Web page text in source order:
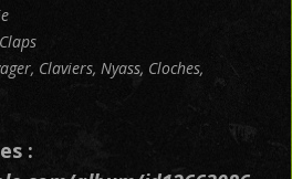
Claviers, Nyass, Cloches,
: